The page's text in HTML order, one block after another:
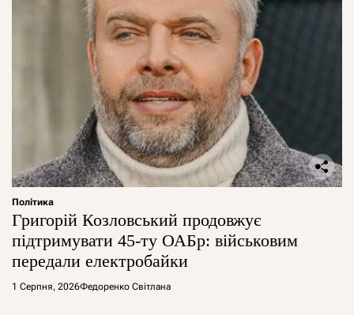
Політика
Григорій Козловський продовжує
підтримувати 45-ту ОАБр: військовим
передали електробайки
1 Серпня, 2026Федоренко Світлана